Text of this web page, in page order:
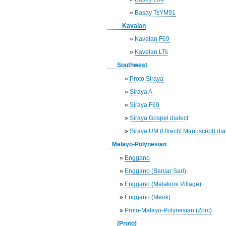
» Basay TsYM91
Kavalan
» Kavalan F69
» Kavalan LTs
Southwest
» Proto Siraya
»Siraya A
»Siraya F69
»Siraya Gospel dialect
»Siraya UM (Utrecht Manuscript)
Malayo-Polynesian
» Enggano
» Enggano (Banjar Sari)
» Enggano (Malakoni Village)
» Enggano (Meok)
» Proto-Malayo-Polynesian (Zorc)
(Proto)